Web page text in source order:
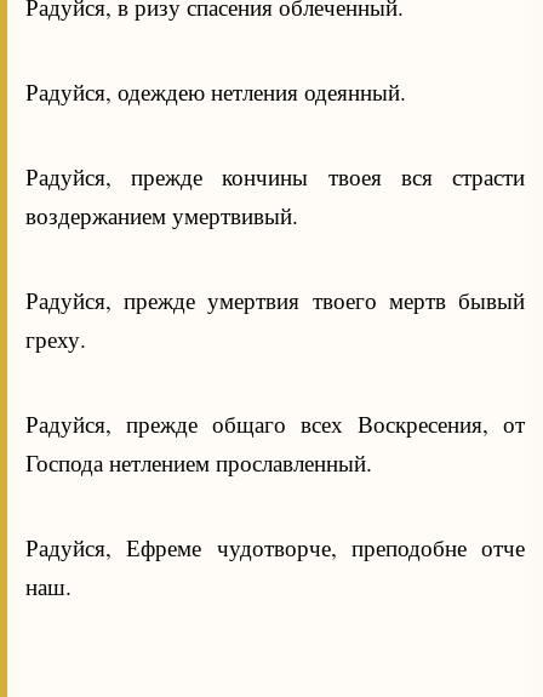
Радуйся, в ризу спасения облеченный.
Радуйся, одеждею нетления одеянный.
Радуйся, прежде кончины твоея вся страсти
воздержанием умертвивый.
Радуйся, прежде умертвия твоего мертв бывый
греху.
Радуйся, прежде общаго всех Воскресения, от
Господа нетлением прославленный.
Радуйся, Ефреме чудотворче, преподобне отче
наш.